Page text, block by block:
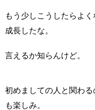
もう少しこうしたらよ
成長したな。
言えるか知らんけど。
初めましての人と関わ
も楽しみ。